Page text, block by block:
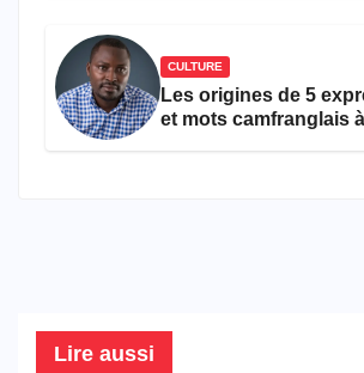
CULTURE
Les origines de 5
et mots camfranglais à
Lire aussi